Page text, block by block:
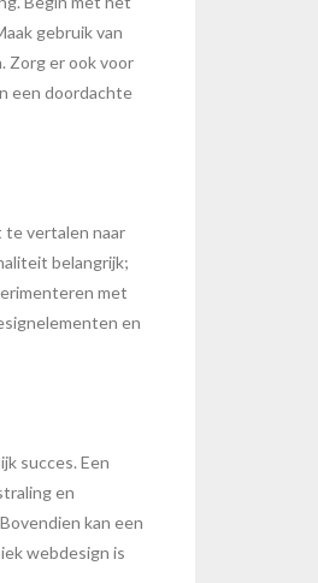
gebruik van
Zorg er ook voor
een doordachte
te vertalen naar
belangrijk;
met
en
succes. Een
en
kan een
webdesign is